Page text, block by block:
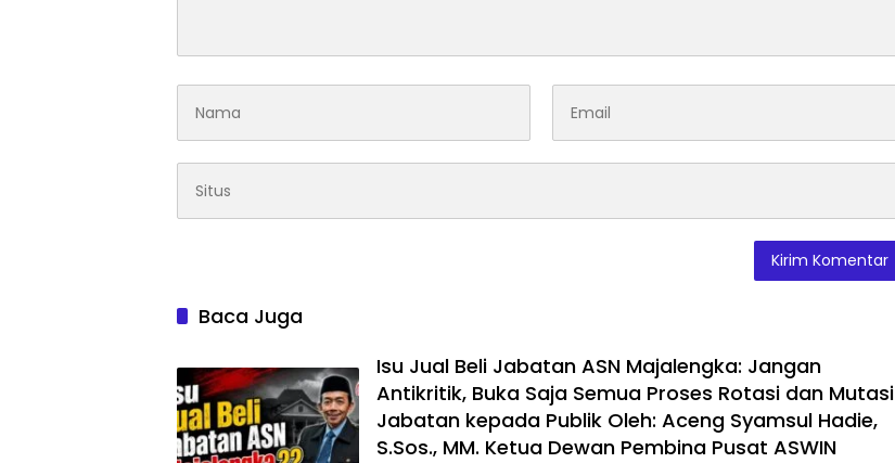
Baca Juga
Isu Jual Beli Jabatan ASN Majalengka: Jangan
Antikritik, Buka Saja Semua Proses Rotasi dan Mutasi
Jabatan kepada Publik Oleh: Aceng Syamsul Hadie,
S.Sos., MM. Ketua Dewan Pembina Pusat ASWIN